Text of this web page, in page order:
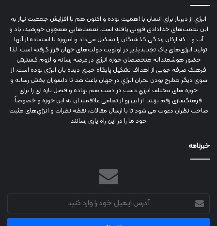
انرژي‌ از دیرباز برای انسان با اهمیت بوده و اکنون هم با افزایش جمعیت نیاز به
این نعمت‌های خدادادی فزونی یافته است. نعمت‌هایی همچون خورشید، باد و
آب و... که ارکان زندگی گذشتگان را تشکیل می‌داد و امروزه با استفاده از آنها
تولید انرژی‌های پاک تجدیدپذیر در اولویت دولت‌های جهان قرار گرفته است. لذا
حضور هوشمندانه متخصصان حوزه انرژي در عرصه رسانه و لزوم گسترش
فرهنگ صرفه جویی از اهداف تشکیل پایگاه خبری دیده بان انرژی بوده است. از
سوی دیگر مطرح بودن بحران انرژي در جهان باعث شد تا دلسوزان بخش رسانه و
حوزه های مختلف انرژي دست در دست هم نهاده و فصل تازه ای را برای
فرهنگسازی رقم بزنند. از این رو از تمامی علاقمندان به این حوزه و خصوصاً
صاحب نظران دعوت می شود تا با ارسال مقالات، نقطه نظرات و انرژي‌های مثبت
خود ما را در این راه یاری رسانند
خبرنامه
آدرس
ایمیل
خود